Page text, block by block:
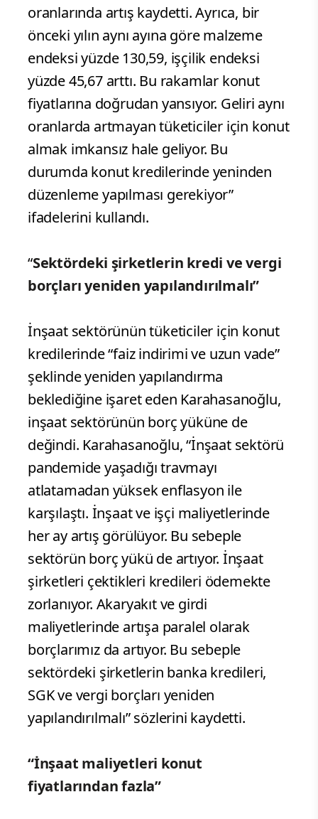
oranlarında artış kaydetti. Ayrıca, bir
önceki yılın aynı ayına göre malzeme
endeksi yüzde 130,59, işçilik endeksi
yüzde 45,67 arttı. Bu rakamlar konut
fiyatlarına doğrudan yansıyor. Geliri aynı
oranlarda artmayan tüketiciler için konut
almak imkansız hale geliyor. Bu
durumda konut kredilerinde yeninden
düzenleme yapılması gerekiyor”
ifadelerini kullandı.
“Sektördeki şirketlerin kredi ve vergi
borçları yeniden yapılandırılmalı”
İnşaat sektörünün tüketiciler için konut
kredilerinde “faiz indirimi ve uzun vade”
şeklinde yeniden yapılandırma
beklediğine işaret eden Karahasanoğlu,
inşaat sektörünün borç yüküne de
değindi. Karahasanoğlu, “İnşaat sektörü
pandemide yaşadığı travmayı
atlatamadan yüksek enflasyon ile
karşılaştı. İnşaat ve işçi maliyetlerinde
her ay artış görülüyor. Bu sebeple
sektörün borç yükü de artıyor. İnşaat
şirketleri çektikleri kredileri ödemekte
zorlanıyor. Akaryakıt ve girdi
maliyetlerinde artışa paralel olarak
borçlarımız da artıyor. Bu sebeple
sektördeki şirketlerin banka kredileri,
SGK ve vergi borçları yeniden
yapılandırılmalı” sözlerini kaydetti.
“İnşaat maliyetleri konut
fiyatlarından fazla”